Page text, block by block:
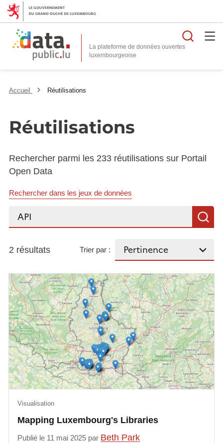
La plateforme de données ouvertes
Accueil Réutilisations
Réutilisations
Rechercher parmi les 233 réutilisations sur Portail
Open Data
Rechercher dans les jeux de données
Rechercher...
2 résultats Trier par :
Mapping Luxembourg's Libraries
Visualisation
Publié le 11 mai 2025 par Beth Park